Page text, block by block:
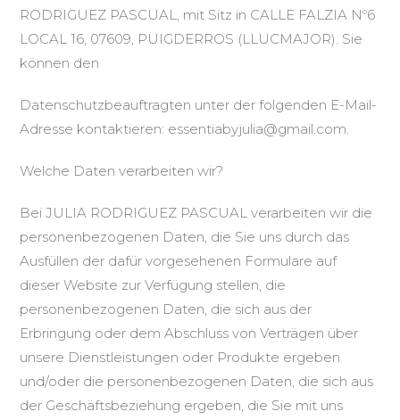
RODRIGUEZ PASCUAL, mit Sitz in CALLE FALZIA Nº6
LOCAL 16, 07609, PUIGDERROS (LLUCMAJOR). Sie
können den
Datenschutzbeauftragten unter der folgenden E-Mail-
Adresse kontaktieren: essentiabyjulia@gmail.com.
Welche Daten verarbeiten wir?
Bei JULIA RODRIGUEZ PASCUAL verarbeiten wir die
personenbezogenen Daten, die Sie uns durch das
Ausfüllen der dafür vorgesehenen Formulare auf
dieser Website zur Verfügung stellen, die
personenbezogenen Daten, die sich aus der
Erbringung oder dem Abschluss von Verträgen über
unsere Dienstleistungen oder Produkte ergeben
und/oder die personenbezogenen Daten, die sich aus
der Geschäftsbeziehung ergeben, die Sie mit uns